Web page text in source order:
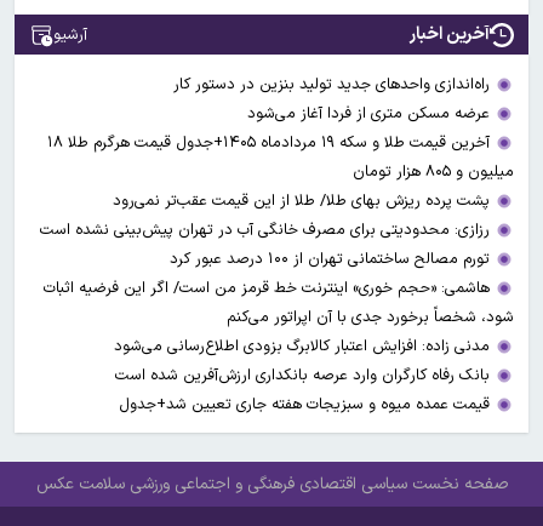
آخرین اخبار آرشیو
راه‌اندازی واحدهای جدید تولید بنزین در دستور کار
عرضه مسکن متری از فردا آغاز می‌شود
آخرین قیمت طلا و سکه ۱۹ مردادماه ۱۴۰۵+جدول قیمت هرگرم طلا ۱۸
میلیون و ۸۰۵ هزار تومان
پشت پرده ریزش بهای طلا/ طلا از این قیمت عقب‌تر نمی‌رود
رزازی: محدودیتی برای مصرف خانگی آب در تهران پیش‌بینی نشده است
تورم مصالح ساختمانی تهران از ۱۰۰ درصد عبور کرد
هاشمی: «حجم خوری» اینترنت خط قرمز من است/ اگر این فرضیه اثبات
شود، شخصاً برخورد جدی با آن اپراتور می‌کنم
مدنی زاده: افزایش اعتبار کالابرگ بزودی اطلاع‌رسانی می‌شود
بانک رفاه کارگران وارد عرصه بانکداری ارزش‌آفرین شده است
قیمت عمده میوه و سبزیجات هفته جاری تعیین شد+جدول
صفحه نخست سیاسی اقتصادی فرهنگی و اجتماعی ورزشی سلامت عکس